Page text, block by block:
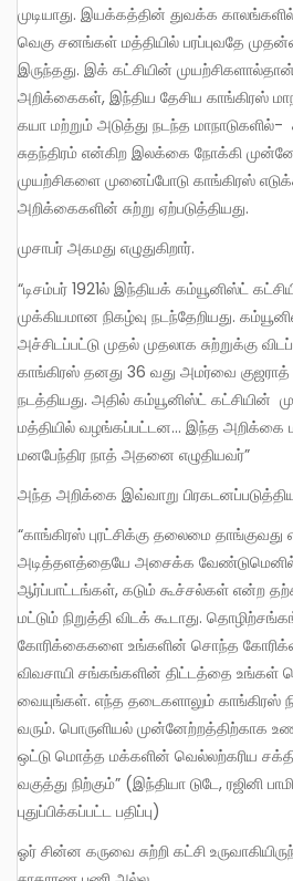
முடியாது. இயக்கத்தின் துவக்க
வெகு சனங்கள் மத்தியில் பரப்புவதே
இருந்தது. இக் கட்சியின்
அறிக்கைகள், இந்திய தேசிய காங்கிரஸ்
கயா மற்றும் அடுத்து நடந்த மாநாடுகளில்-
சுதந்திரம் என்கிற இலக்கை நோக்கி
முயற்சிகளை முனைப்போடு காங்கிரஸ்
அறிக்கைகளின் சுற்று ஏற்படுத்தியது.
முசாபர் அகமது எழுதுகிறார்.
“டிசம்பர் 1921ல் இந்தியக் கம்யூனிஸ்ட் கட்சியின் வாழ்க்கையில் ஓர்
முக்கியமான நிகழ்வு நடந்தேறியது.
அச்சிடப்பட்டு முதல் முதலாக சுற்றுக்கு
காங்கிரஸ் தனது 36 வது அமர்வை
நடத்தியது. அதில் கம்யூனிஸ்ட் கட்சியின்
மத்தியில் வழங்கப்பட்டன… இந்த அறிக்கை
மனபேந்திர நாத் அதனை எழுதியவர்”
அந்த அறிக்கை இவ்வாறு
“காங்கிரஸ் புரட்சிக்கு தலைமை தாங்குவது எனில், இந்தியாவின்
அடித்தளத்தையே அசைக்க
ஆர்ப்பாட்டங்கள், கடும் கூச்சல்கள் என்ற
மட்டும் நிறுத்தி விடக் கூடாது.
கோரிக்கைகளை உங்களின் சொந்த
விவசாயி சங்கங்களின் திட்டத்தை உங்கள்
வையுங்கள். எந்த தடைகளாலும் காங்கிரஸ்
வரும். பொருளியல் முன்னேற்றத்திற்காக
ஒட்டு மொத்த மக்களின் வெல்லற்கரிய
வகுத்து நிற்கும்” (இந்தியா டுடே, ரஜினி
புதுப்பிக்கப்பட்ட பதிப்பு)
ஓர் சின்ன கருவை சுற்றி கட்சி உருவாகியிருந்த நேரத்தில் இதுவெல்லாம்